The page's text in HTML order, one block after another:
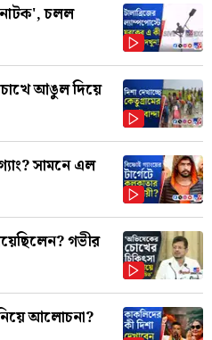
'নাটক', চলল
চোখে আঙুল দিয়ে
সামনে এল
গভীর
আলোচনা?